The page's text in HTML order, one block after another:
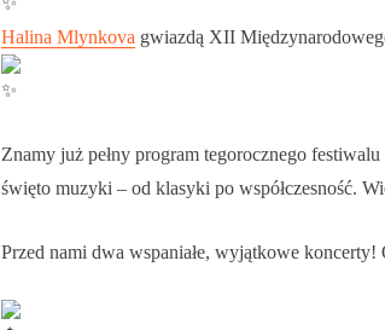
Halina Mlynkova gwiazdą XII
Znamy już pełny program tegorocznego
święto muzyki – od klasyki po współczesność.
Przed nami dwa wspaniałe, wyjątkowe